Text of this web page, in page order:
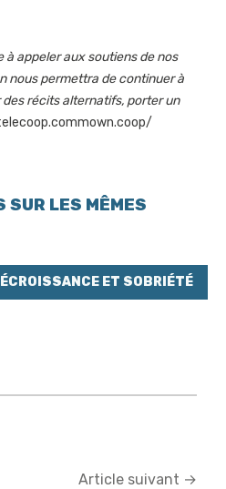
appeler aux soutiens de nos
nous permettra de continuer à
récits alternatifs, porter un
SUR LES MÊMES
ET SOBRIÉTÉ
Article suivant →